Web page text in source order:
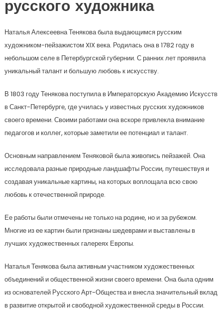
русского художника
Наталья Алексеевна Тенякова была выдающимся русским
художником-пейзажистом XIX века. Родилась она в 1782 году в
небольшом селе в Петербургской губернии. С ранних лет проявила
уникальный талант и большую любовь к искусству.
В 1803 году Тенякова поступила в Императорскую Академию Искусств
в Санкт-Петербурге, где училась у известных русских художников
своего времени. Своими работами она вскоре привлекла внимание
педагогов и коллег, которые заметили ее потенциал и талант.
Основным направлением Теняковой была живопись пейзажей. Она
исследовала разные природные ландшафты России, путешествуя и
создавая уникальные картины, на которых воплощала всю свою
любовь к отечественной природе.
Ее работы были отмечены не только на родине, но и за рубежом.
Многие из ее картин были признаны шедеврами и выставлены в
лучших художественных галереях Европы.
Наталья Тенякова была активным участником художественных
объединений и общественной жизни своего времени. Она была одним
из основателей Русского Арт-Общества и внесла значительный вклад
в развитие открытой и свободной художественной среды в России.